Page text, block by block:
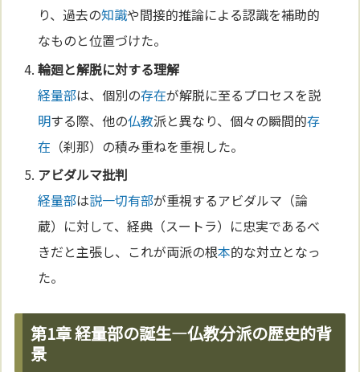
り、過去の知識や間接的推論による認識を補助的
なものと位置づけた。
輪廻と解脱に対する理解
経量部は、個別の存在が解脱に至るプロセスを説
明する際、他の仏教派と異なり、個々の瞬間的存
在 （刹那）の積み重ねを重視した。
アビダルマ批判
経量部は説一切有部が重視するアビダルマ（論
蔵）に対して、経典（スートラ）に忠実であるべ
きだと主張し、これが両派の根本的な対立となっ
た。
第1章 経量部の誕生―仏教分派の歴史的背
景